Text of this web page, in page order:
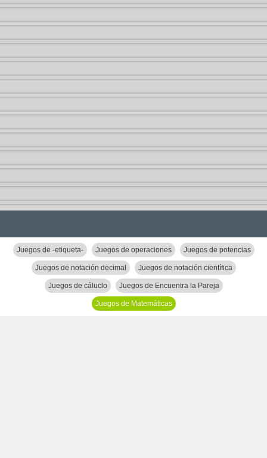
Juegos de -etiqueta- Juegos de operaciones Juegos de potencias
Juegos de notación decimal Juegos de notación científica
Juegos de cáluclo Juegos de Encuentra la Pareja
Juegos de Matemáticas